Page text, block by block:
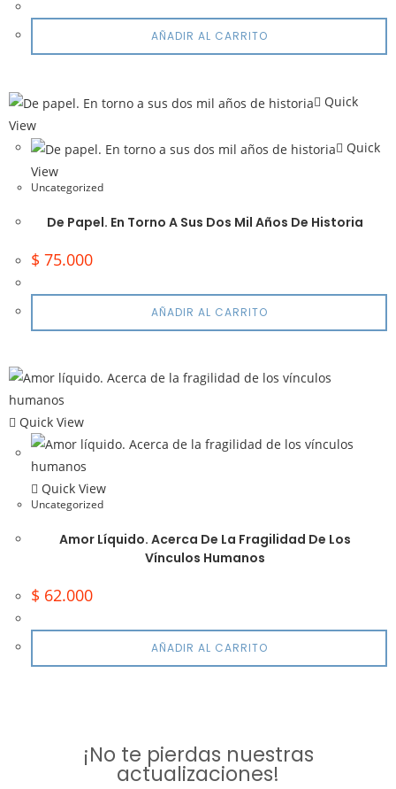
AÑADIR AL CARRITO
Quick
View
Quick
View
Uncategorized
De Papel. En Torno A Sus Dos Mil Años De Historia
$ 75.000
AÑADIR AL CARRITO
Quick View
Quick View
Uncategorized
Amor Líquido. Acerca De La Fragilidad De Los
Vínculos Humanos
$ 62.000
AÑADIR AL CARRITO
¡No te pierdas nuestras
actualizaciones!